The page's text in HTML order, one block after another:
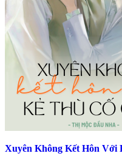
Xuyên Không Kết Hôn Với